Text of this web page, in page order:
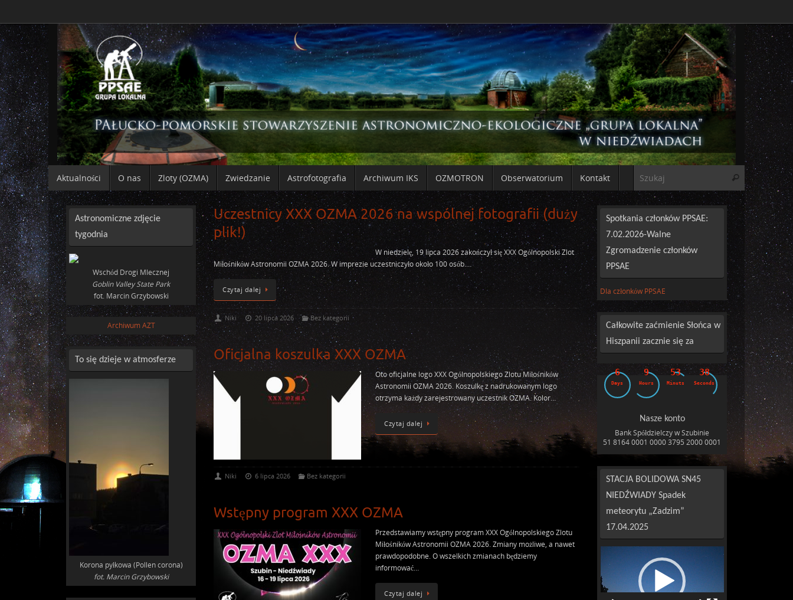
Aktualności O nas Zloty (OZMA) Zwiedzanie Astrofotografia Archiwum IKS OZMOTRON Obserwatorium Kontakt
Uczestnicy XXX OZMA 2026 na wspólnej fotografii (duży
plik!)
W niedzielę, 19 lipca 2026 zakończył się XXX Ogólnopolski Zlot
Miłośników Astronomii OZMA 2026. W imprezie uczestniczyło około 100 osób.…
Czytaj dalej
Niki 20 lipca 2026 Bez kategorii
Oficjalna koszulka XXX OZMA
Oto oficjalne logo XXX Ogólnopolskiego Zlotu Miłośników
Astronomii OZMA 2026. Koszulkę z nadrukowanym logo
otrzyma każdy zarejestrowany uczestnik OZMA. Kolor…
Czytaj dalej
Niki 6 lipca 2026 Bez kategorii
Wstępny program XXX OZMA
Przedstawiamy wstępny program XXX Ogólnopolskiego Zlotu
Miłośników Astronomii OZMA 2026. Zmiany możliwe, a nawet
prawdopodobne. O wszelkich zmianach będziemy
informować…
Czytaj dalej
Astronomiczne zdjęcie
tygodnia
Wschód Drogi Mlecznej
Goblin Valley State Park
fot. Marcin Grzybowski
Archiwum AZT
To się dzieje w atmosferze
Korona pyłkowa (Pollen corona)
fot. Marcin Grzybowski
Spotkania członków PPSAE:
7.02.2026-Walne
Zgromadzenie członków
PPSAE
Dla członków PPSAE
Całkowite zaćmienie Słońca w
Hiszpanii zacznie się za
6
Days
9
Hours
53
Minuts
37
Seconds
Nasze konto
Bank Spółdzielczy w Szubinie
51 8164 0001 0000 3795 2000 0001
STACJA BOLIDOWA SN45
NIEDŹWIADY Spadek
meteorytu „Zadzim”
17.04.2025
video